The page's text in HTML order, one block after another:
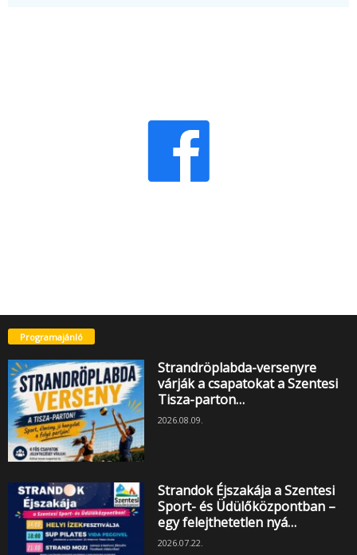
Programajánló
Strandröplabda-versenyre
várják a csapatokat a Szentesi
Tisza-parton…
2026.08.09.
Strandok Éjszakája a Szentesi
Sport- és Üdülőközpontban –
egy felejthetetlen nyá…
2026.07.22.